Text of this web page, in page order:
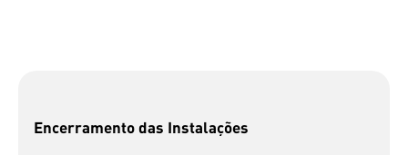
Encerramento das Instalações